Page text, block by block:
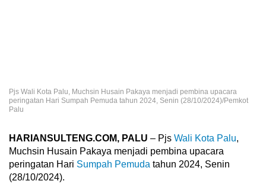
Pjs Wali Kota Palu, Muchsin Husain Pakaya menjadi pembina upacara
peringatan Hari Sumpah Pemuda tahun 2024, Senin (28/10/2024)/Pemkot
Palu
HARIANSULTENG.COM, PALU – Pjs Wali Kota Palu,
Muchsin Husain Pakaya menjadi pembina upacara
peringatan Hari Sumpah Pemuda tahun 2024, Senin
(28/10/2024).